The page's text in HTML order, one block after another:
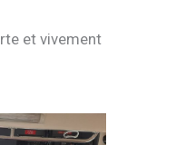
et vivement